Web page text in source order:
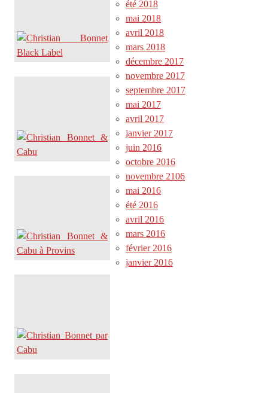
été 2018
mai 2018
avril 2018
mars 2018
décembre 2017
novembre 2017
septembre 2017
mai 2017
avril 2017
janvier 2017
juin 2016
octobre 2016
novembre 2106
mai 2016
été 2016
avril 2016
mars 2016
février 2016
janvier 2016